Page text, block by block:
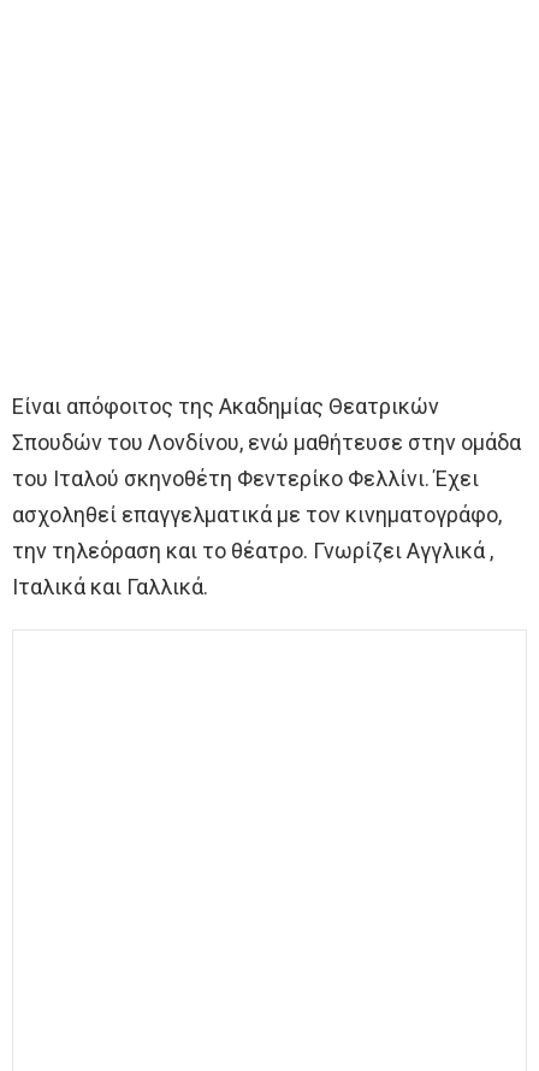
Είναι απόφοιτος της Ακαδημίας Θεατρικών
Σπουδών του Λονδίνου, ενώ μαθήτευσε στην ομάδα
του Ιταλού σκηνοθέτη Φεντερίκο Φελλίνι. Έχει
ασχοληθεί επαγγελματικά με τον κινηματογράφο,
την τηλεόραση και το θέατρο. Γνωρίζει Αγγλικά ,
Ιταλικά και Γαλλικά.